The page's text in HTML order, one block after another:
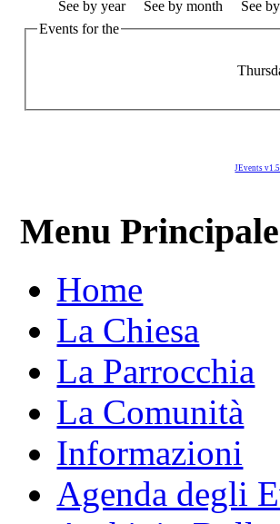
See by year See by month See
Events for the
JEvents
Menu Principale
Home
La Chiesa
La Parrocchia
La Comunità
Informazioni
Agenda degli